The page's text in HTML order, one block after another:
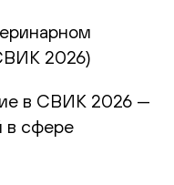
2026)
в СВИК 2026 —
в сфере